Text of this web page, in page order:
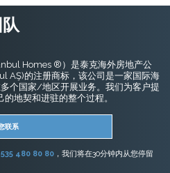
Homes ®）是泰克海外房地产公
AŞ)的注册商标，该公司是一家国际海
个国家/地区开展业务。我们为客户提
地契和进驻的整个过程。
联系
480 80 80 ，我们将在30分钟内从您停留